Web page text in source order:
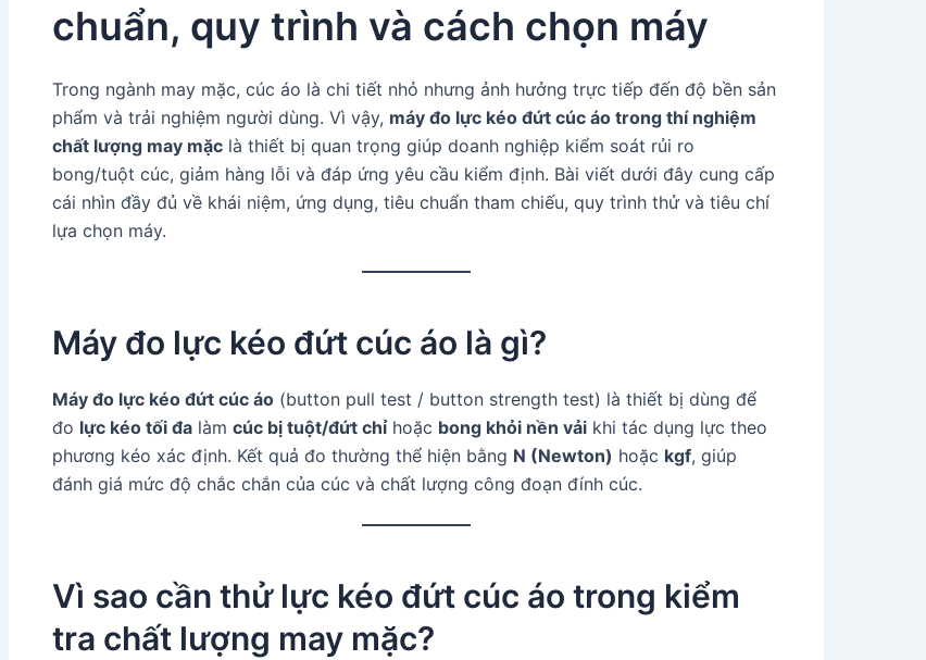
chuẩn, quy trình và cách chọn máy
Trong ngành may mặc, cúc áo là chi tiết nhỏ nhưng ảnh hưởng trực tiếp đến độ bền sản
phẩm và trải nghiệm người dùng. Vì vậy, máy đo lực kéo đứt cúc áo trong thí nghiệm
chất lượng may mặc là thiết bị quan trọng giúp doanh nghiệp kiểm soát rủi ro
bong/tuột cúc, giảm hàng lỗi và đáp ứng yêu cầu kiểm định. Bài viết dưới đây cung cấp
cái nhìn đầy đủ về khái niệm, ứng dụng, tiêu chuẩn tham chiếu, quy trình thử và tiêu chí
lựa chọn máy.
Máy đo lực kéo đứt cúc áo là gì?
Máy đo lực kéo đứt cúc áo (button pull test / button strength test) là thiết bị dùng để
đo lực kéo tối đa làm cúc bị tuột/đứt chỉhoặc bong khỏi nền vải khi tác dụng lực theo
phương kéo xác định. Kết quả đo thường thể hiện bằng N (Newton) hoặc kgf, giúp
đánh giá mức độ chắc chắn của cúc và chất lượng công đoạn đính cúc.
Vì sao cần thử lực kéo đứt cúc áo trong kiểm
tra chất lượng may mặc?